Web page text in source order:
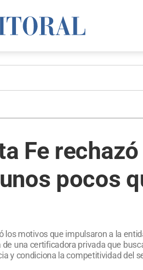
Fe
pocos
los motivos que impulsaron a la
una certificadora privada que
y condiciona la competitividad del